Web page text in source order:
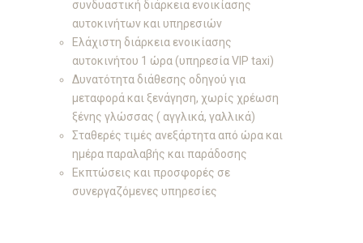
συνδυαστική διάρκεια ενοικίασης
αυτοκινήτων και υπηρεσιών
Ελάχιστη διάρκεια ενοικίασης
αυτοκινήτου 1 ώρα (υπηρεσία VIP taxi)
Δυνατότητα διάθεσης οδηγού για
μεταφορά και ξενάγηση, χωρίς χρέωση
ξένης γλώσσας ( αγγλικά, γαλλικά)
Σταθερές τιμές ανεξάρτητα από ώρα και
ημέρα παραλαβής και παράδοσης
Εκπτώσεις και προσφορές σε
συνεργαζόμενες υπηρεσίες